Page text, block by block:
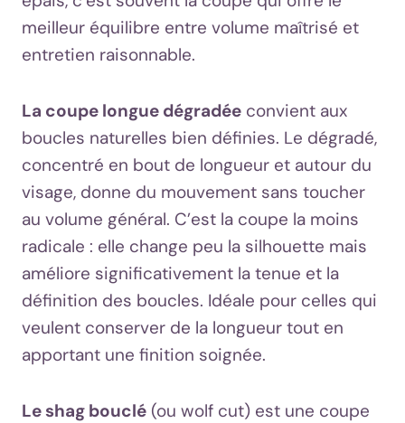
meilleur équilibre entre volume maîtrisé et
entretien raisonnable.
La coupe longue dégradée convient aux
boucles naturelles bien définies. Le dégradé,
concentré en bout de longueur et autour du
visage, donne du mouvement sans toucher
au volume général. C’est la coupe la moins
radicale : elle change peu la silhouette mais
améliore significativement la tenue et la
définition des boucles. Idéale pour celles qui
veulent conserver de la longueur tout en
apportant une finition soignée.
Le shag bouclé (ou wolf cut) est une coupe